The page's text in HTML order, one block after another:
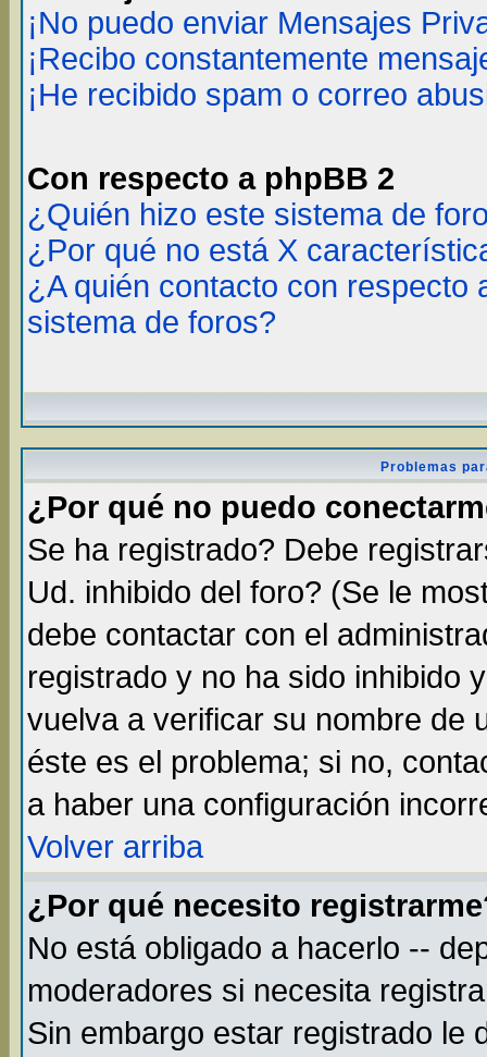
¡No puedo enviar Mensajes
¡Recibo constantemente
¡He recibido spam o correo
Con respecto a phpBB 2
¿Quién hizo este sistema de
¿Por qué no está X
¿A quién contacto con respecto
sistema de foros?
Problemas
¿Por qué no puedo
Se ha registrado? Debe
Ud. inhibido del foro? (Se le
debe contactar con el
registrado y no ha sido inhibido
vuelva a verificar su nombre de
éste es el problema; si no,
a haber una configuración
Volver arriba
¿Por qué necesito
No está obligado a hacerlo --
moderadores si necesita
Sin embargo estar registrado le